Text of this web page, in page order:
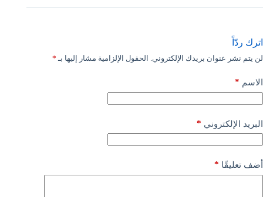
اترك ردّاً
لن يتم نشر عنوان بريدك الإلكتروني. الحقول الإلزامية مشار إليها بـ *
الاسم *
البريد الإلكتروني *
أضف تعليقًا *